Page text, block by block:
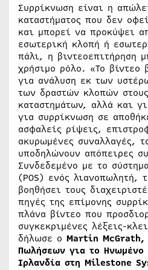
Συρρίκνωση είναι η
καταστήματος που δεν
και μπορεί να προκύψει
εσωτερική κλοπή ή
πάλι, η βιντεοεπιτήρηση
χρήσιμο ρόλο. «Το βίντεο
για ανάλυση εκ των
των δραστών κλοπών
καταστημάτων, αλλά και
για συρρίκνωση σε
ασφαλείς ρίψεις,
ακυρωμένες συναλλαγές,
υποδηλώνουν απόπειρες
Συνδεδεμένο με το
(POS) ενός λιανοπωλητή,
βοηθήσει τους
πηγές της επίμονης
πλάνα βίντεο που
συγκεκριμένες λέξεις-
δήλωσε ο Martin McGrath,
Πωλήσεων για το Ηνωμένο
Ιρλανδία στη Milestone